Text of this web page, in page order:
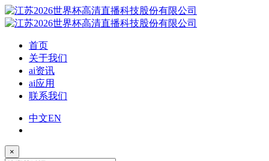
首页
关于我们
ai资讯
ai应用
联系我们
中文EN
×